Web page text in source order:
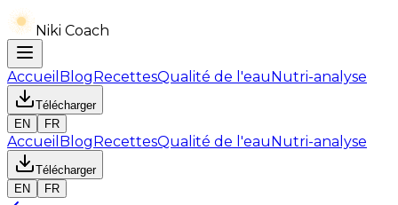
Niki Coach
Accueil BlogRecettesQualité de l'eauNutri-analyse
Télécharger
EN
FR
Accueil BlogRecettesQualité de l'eauNutri-analyse
Télécharger
EN
FR